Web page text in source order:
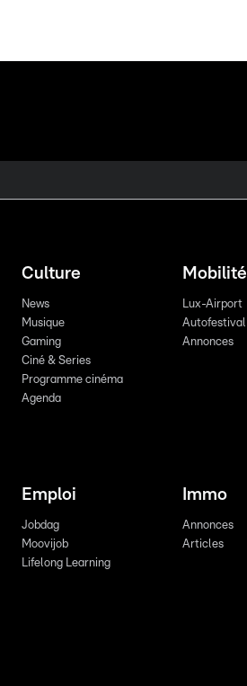
Culture
News
Musique
Gaming
Ciné & Series
Programme cinéma
Agenda
Mobilité
Lux-Airport
Autofestival
Annonces
Emploi
Jobdag
Moovijob
Lifelong Learning
Immo
Annonces
Articles